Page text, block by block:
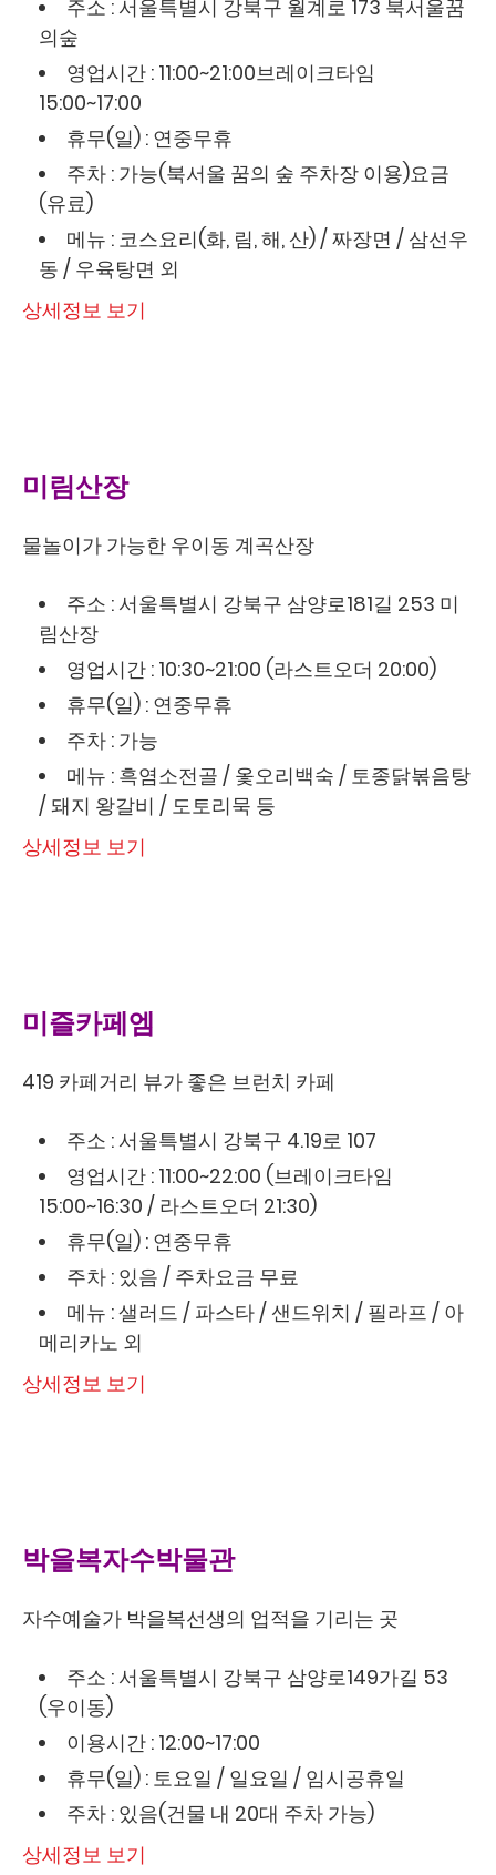
주소 : 서울특별시 강북구 월계로 173 북서울꿈
의숲
영업시간 : 11:00~21:00브레이크타임
15:00~17:00
휴무(일) : 연중무휴
주차 : 가능(북서울 꿈의 숲 주차장 이용)요금
(유료)
메뉴 : 코스요리(화, 림, 해, 산) / 짜장면 / 삼선우
동 / 우육탕면 외
상세정보 보기
미림산장
물놀이가 가능한 우이동 계곡산장
주소 : 서울특별시 강북구 삼양로181길 253 미
림산장
영업시간 : 10:30~21:00 (라스트오더 20:00)
휴무(일) : 연중무휴
주차 : 가능
메뉴 : 흑염소전골 / 옻오리백숙 / 토종닭볶음탕
/ 돼지 왕갈비 / 도토리묵 등
상세정보 보기
미즐카페엠
419 카페거리 뷰가 좋은 브런치 카페
주소 : 서울특별시 강북구 4.19로 107
영업시간 : 11:00~22:00 (브레이크타임
15:00~16:30 / 라스트오더 21:30)
휴무(일) : 연중무휴
주차 : 있음 / 주차요금 무료
메뉴 : 샐러드 / 파스타 / 샌드위치 / 필라프 / 아
메리카노 외
상세정보 보기
박을복자수박물관
자수예술가 박을복선생의 업적을 기리는 곳
주소 : 서울특별시 강북구 삼양로149가길 53
(우이동)
이용시간 : 12:00~17:00
휴무(일) : 토요일 / 일요일 / 임시공휴일
주차 : 있음(건물 내 20대 주차 가능)
상세정보 보기